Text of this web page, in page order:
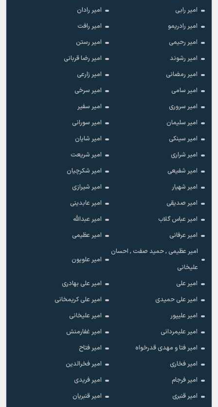
امیر رابی
امیر رادان
امیر رادریمو
امیر رافت
امیر رحیمی
امیر رستن
امیر رشوند
امیر رضا قربانی
امیر رمضانی
امیر زارعی
امیر سامی
امیر سرخی
امیر سروری
امیر سفیر
امیر سلیمان
امیر سورانی
امیر سینکی
امیر شایان
امیر شراری
امیر شریعت
امیر شفیعی
امیر شکرچیان
امیر شهیار
امیر شیرازی
امیر صدیقی
امیر عابدینی
امیر عباس گلاب
امیر عبدالله
امیر عرفانی
امیر عظیمی
امیر عظیمی , حمید صفت , احسان
علیخانی
امیر علویون
امیر علی
امیر علی بهادری
امیر علی حمیدی
امیر علی کریمخانی
امیر علیپور
امیر علیخانی
امیر علیمردانی
امیر غفارمنش
امیر فتا و مهدی قدرخواه
امیر فتاح
امیر فخاری
امیر فخرالدین
امیر فرجام
امیر فریدی
امیر قنبری
امیر قنبریان